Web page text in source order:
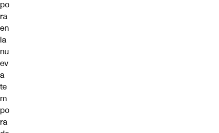
po
ra
en
la
nu
ev
a
te
m
po
ra